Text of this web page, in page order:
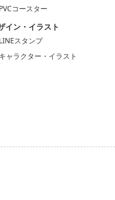
PVCコースター
イン・イラスト
LINEスタンプ
キャラクター・イラスト